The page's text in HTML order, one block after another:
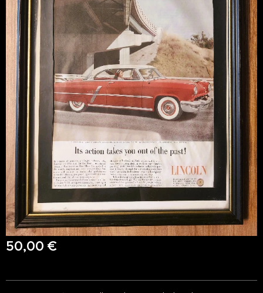
50,00 €